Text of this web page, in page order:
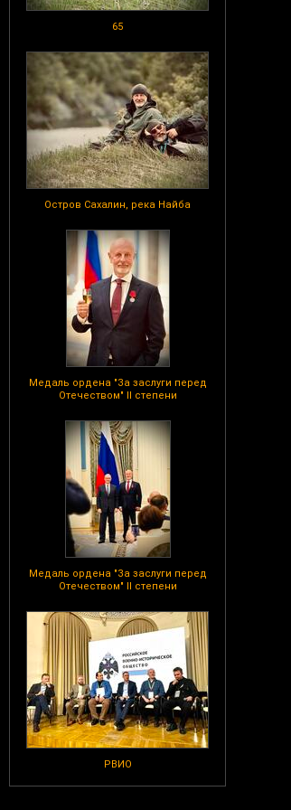
65
Остров Сахалин, река Найба
Медаль ордена "За заслуги перед
Отечеством" II степени
Медаль ордена "За заслуги перед
Отечеством" II степени
РВИО